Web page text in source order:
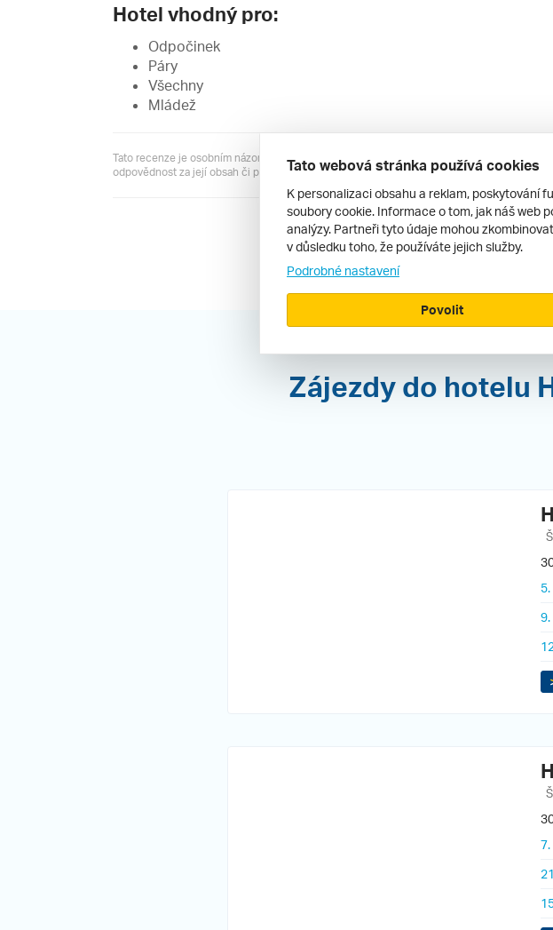
Hotel vhodný pro:
Odpočinek
Páry
Všechny
Mládež
Tato recenze je osobním názorem jejího autora a server Recenze.cz ani jeho provozovatel
odpovědnost za její obsah či pravdivost.
Všechny recenze hotelu
Zájezdy do hotelu
5.
9.
7.
Tato webová stránka používá cookies
K personalizaci obsahu a reklam, poskytování
soubory cookie. Informace o tom, jak náš web
analýzy. Partneři tyto údaje mohou
v důsledku toho, že používáte jejich služby.
Podrobné nastavení
Povolit